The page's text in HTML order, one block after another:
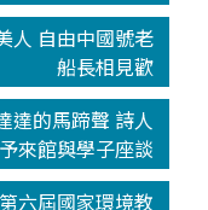
人 自由中國號老
船長相見歡
達的馬蹄聲 詩人
來館與學子座談
六屆國家環境教